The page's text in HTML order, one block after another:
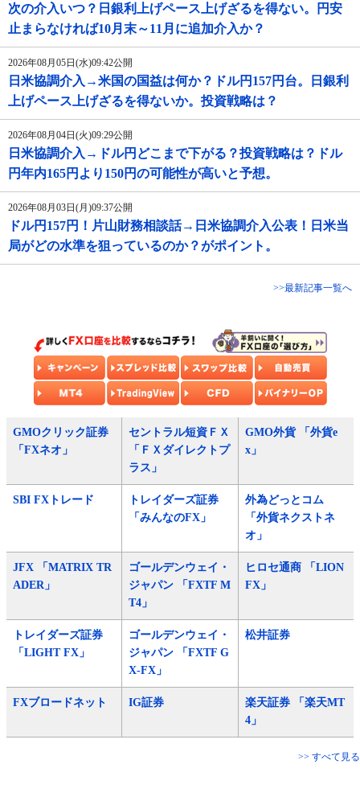
次の介入いつ？日銀利上げペース上げざるを得ない。円安
止まらなければ10月末～11月に追加介入か？
2026年08月05日(水)09:42公開
日米協調介入→米国の国益は何か？ドル円157円台。日銀利
上げペース上げざるを得ないか。投資戦略は？
2026年08月04日(火)09:29公開
日米協調介入→ドル円どこまで下がる？投資戦略は？ドル
円年内165円より150円の可能性が高いと予想。
2026年08月03日(月)09:37公開
ドル円157円！片山財務相談話→日米協調介入公表！日米当
局がどの水準を狙っているのか？がポイント。
>>最新記事一覧へ
GMOクリック証券
「FXネオ」
セントラル短資ＦＸ
「ＦＸダイレクトプ
ラス」
GMO外貨 「外貨e
x」
SBI FXトレード
トレイダーズ証券
「みんなのFX」
外為どっとコム
「外貨ネクストネ
オ」
JFX 「MATRIX TR
ADER」
ゴールデンウェイ・
ジャパン 「FXTF M
T4」
ヒロセ通商 「LION
FX」
トレイダーズ証券
「LIGHT FX」
ゴールデンウェイ・
ジャパン 「FXTF G
X-FX」
松井証券
FXブロードネット IG証券
楽天証券 「楽天MT
4」
>> すべて見る